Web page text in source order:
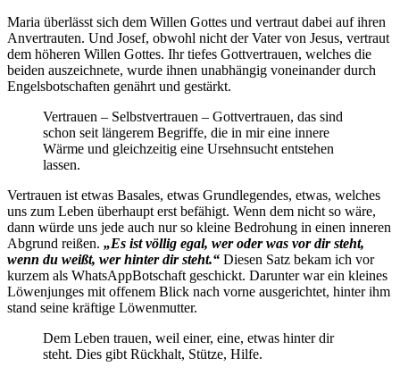
Maria überlässt sich dem Willen Gottes und vertraut dabei auf ihren
Anvertrauten. Und Josef, obwohl nicht der Vater von Jesus, vertraut
dem höheren Willen Gottes. Ihr tiefes Gottvertrauen, welches die
beiden auszeichnete, wurde ihnen unabhängig voneinander durch
Engelsbotschaften genährt und gestärkt.
Vertrauen – Selbstvertrauen – Gottvertrauen, das sind
schon seit längerem Begriffe, die in mir eine innere
Wärme und gleichzeitig eine Ursehnsucht entstehen
lassen.
Vertrauen ist etwas Basales, etwas Grundlegendes, etwas, welches
uns zum Leben überhaupt erst befähigt. Wenn dem nicht so wäre,
dann würde uns jede auch nur so kleine Bedrohung in einen inneren
Abgrund reißen. „Es ist völlig egal, wer oder was vor dir steht,
wenn du weißt, wer hinter dir steht.“ Diesen Satz bekam ich vor
kurzem als WhatsAppBotschaft geschickt. Darunter war ein kleines
Löwenjunges mit offenem Blick nach vorne ausgerichtet, hinter ihm
stand seine kräftige Löwenmutter.
Dem Leben trauen, weil einer, eine, etwas hinter dir
steht. Dies gibt Rückhalt, Stütze, Hilfe.